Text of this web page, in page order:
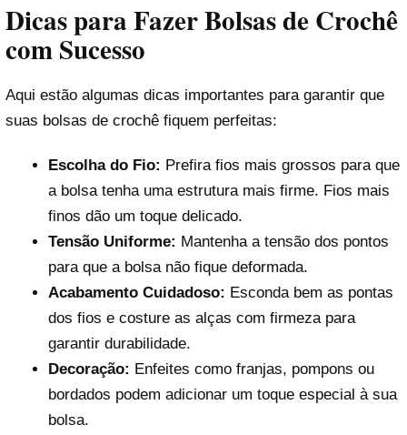
Dicas para Fazer Bolsas de Crochê
com Sucesso
Aqui estão algumas dicas importantes para garantir que
suas bolsas de crochê fiquem perfeitas:
Escolha do Fio: Prefira fios mais grossos para que
a bolsa tenha uma estrutura mais firme. Fios mais
finos dão um toque delicado.
Tensão Uniforme: Mantenha a tensão dos pontos
para que a bolsa não fique deformada.
Acabamento Cuidadoso: Esconda bem as pontas
dos fios e costure as alças com firmeza para
garantir durabilidade.
Decoração: Enfeites como franjas, pompons ou
bordados podem adicionar um toque especial à sua
bolsa.